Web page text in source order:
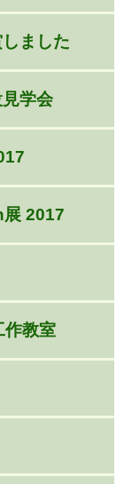
ました
学会
2017
作教室